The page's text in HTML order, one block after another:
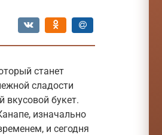
станет
сладости
вкусовой букет.
изначально
и сегодня